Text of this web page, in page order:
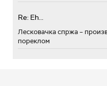
Re: Eh...
Лесковачка спржа –
пореклом